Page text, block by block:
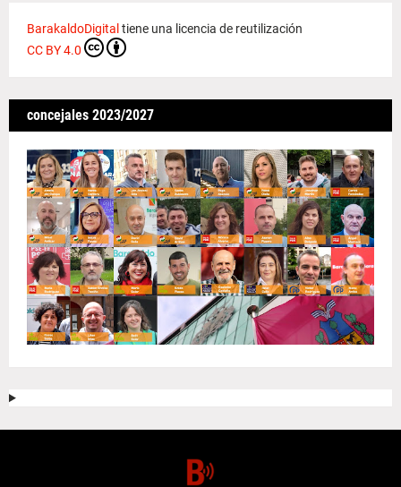
BarakaldoDigital tiene una licencia de reutilización
CC BY 4.0
concejales 2023/2027